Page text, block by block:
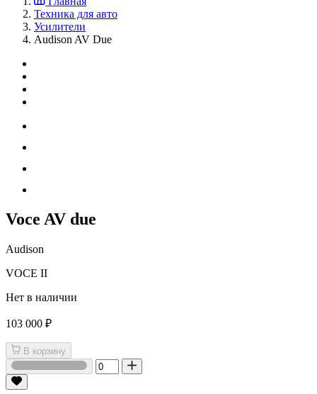
Техника для авто
Усилители
Audison AV Due
Voce AV due
Audison
VOCE II
Нет в наличии
103 000 ₽
В корзину